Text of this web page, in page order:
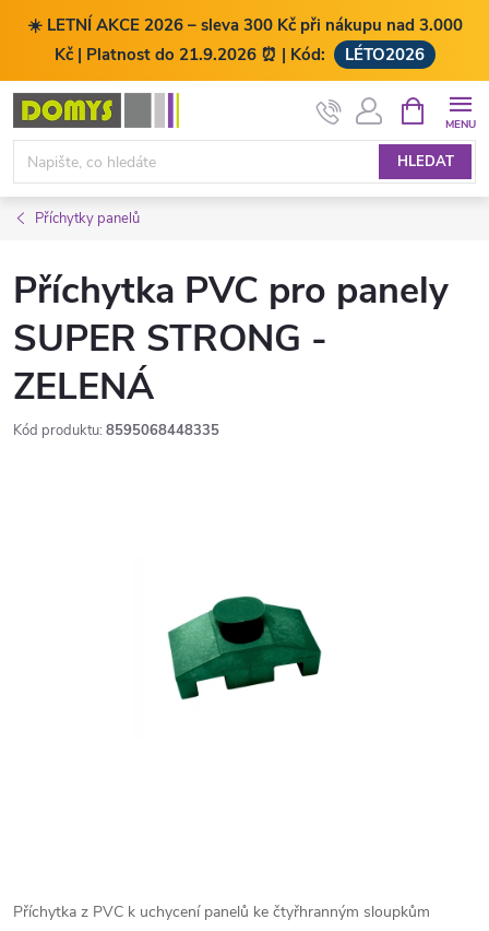
☀️ LETNÍ AKCE 2026 – sleva 300 Kč při nákupu nad 3.000
Kč | Platnost do 21.9.2026 ⏰ | Kód:
LÉTO2026
Přejít
obsah
HLEDAT
NÁKUPNÍ
KOŠÍK
Příchytky panelů
Příchytka PVC pro panely
SUPER STRONG -
ZELENÁ
Kód produktu: 8595068448335
Příchytka z PVC k uchycení panelů ke čtyřhranným sloupkům